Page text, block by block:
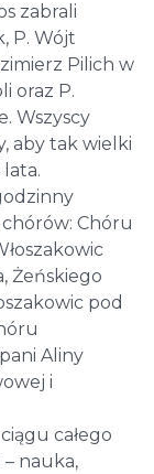
zabrali
P. Wójt
Pilich w
oraz P.
Wszyscy
aby tak wielki
Chóru
Żeńskiego
pod
Aliny
i
całego
nauka,